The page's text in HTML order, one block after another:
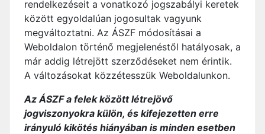
rendelkezéseit a vonatkozó jogszabályi keretek
között egyoldalúan jogosultak vagyunk
megváltoztatni. Az ÁSZF módosításai a
Weboldalon történő megjelenéstől hatályosak, a
már addig létrejött szerződéseket nem érintik.
A változásokat közzétesszük Weboldalunkon.
Az ÁSZF a felek között létrejövő
jogviszonyokra külön, és kifejezetten erre
irányuló kikötés hiányában is minden esetben